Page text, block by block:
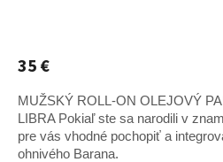
35 €
MUŽSKÝ ROLL-ON OLEJOVÝ
LIBRA Pokiaľ ste sa narodili v
pre vás vhodné pochopiť a
ohnivého Barana.